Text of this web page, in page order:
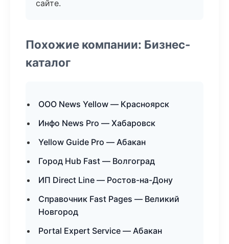
сайте.
Похожие компании: Бизнес-
каталог
ООО News Yellow — Красноярск
Инфо News Pro — Хабаровск
Yellow Guide Pro — Абакан
Город Hub Fast — Волгоград
ИП Direct Line — Ростов-на-Дону
Справочник Fast Pages — Великий
Новгород
Portal Expert Service — Абакан